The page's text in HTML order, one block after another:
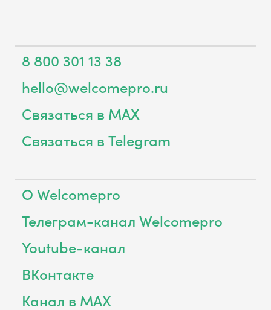
8 800 301 13 38
hello@welcomepro.ru
Связаться в MAX
Связаться в Telegram
О Welcomepro
Телеграм-канал Welcomepro
Youtube-канал
ВКонтакте
Канал в MAX